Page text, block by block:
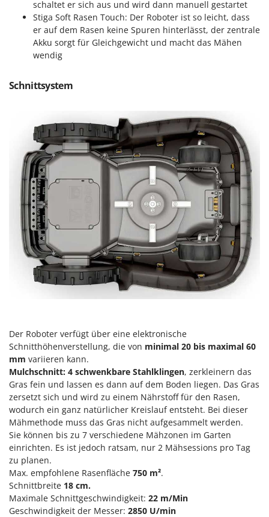
schaltet er sich aus und wird dann manuell gestartet
Stiga Soft Rasen Touch: Der Roboter ist so leicht, dass
er auf dem Rasen keine Spuren hinterlässt, der zentrale
Akku sorgt für Gleichgewicht und macht das Mähen
wendig
Schnittsystem
Der Roboter verfügt über eine elektronische
Schnitthöhenverstellung, die von minimal 20 bis maximal 60
mm variieren kann.
Mulchschnitt: 4 schwenkbare Stahlklingen, zerkleinern das
Gras fein und lassen es dann auf dem Boden liegen. Das Gras
zersetzt sich und wird zu einem Nährstoff für den Rasen,
wodurch ein ganz natürlicher Kreislauf entsteht. Bei dieser
Mähmethode muss das Gras nicht aufgesammelt werden.
Sie können bis zu 7 verschiedene Mähzonen im Garten
einrichten. Es ist jedoch ratsam, nur 2 Mähsessions pro Tag
zu planen.
Max. empfohlene Rasenfläche 750 m².
Schnittbreite 18 cm.
Maximale Schnittgeschwindigkeit: 22 m/Min
Geschwindigkeit der Messer: 2850 U/min